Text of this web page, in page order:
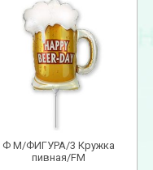
Ф М/ФИГУРА/3 Кружка
пивная/FM